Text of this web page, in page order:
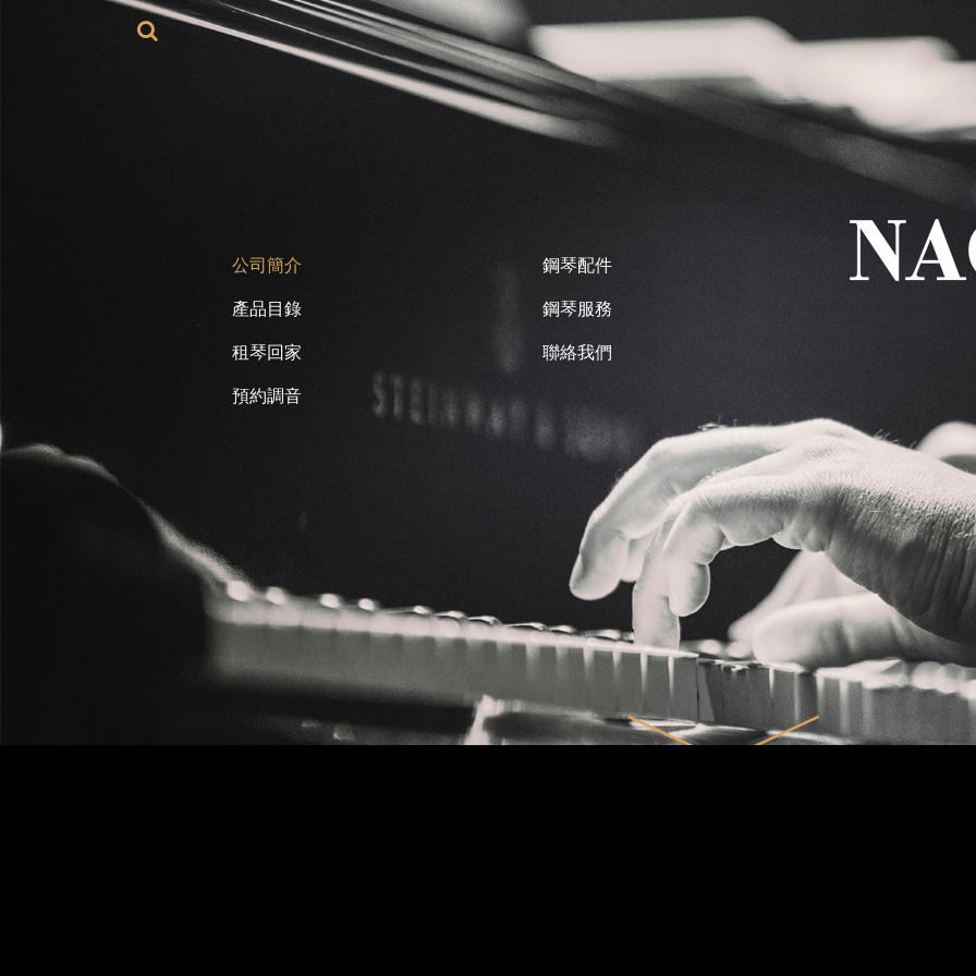
公司簡介
產品目錄
租琴回家
預約調音
鋼琴配件
鋼琴服務
聯絡我們